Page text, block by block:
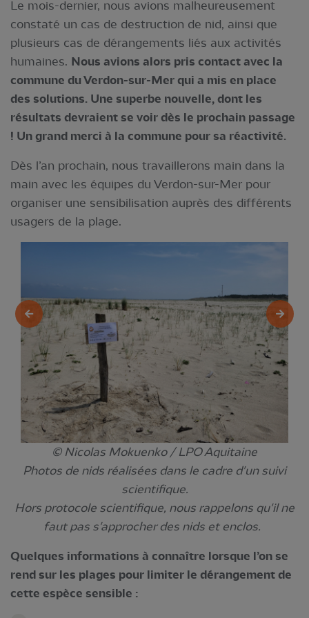
Le mois-dernier, nous avions malheureusement
constaté un cas de destruction de nid, ainsi que
plusieurs cas de dérangements liés aux activités
humaines. Nous avions alors pris contact avec la
commune du Verdon-sur-Mer qui a mis en place
des solutions. Une superbe nouvelle, dont les
résultats devraient se voir dès le prochain passage
! Un grand merci à la commune pour sa réactivité.
Dès l’an prochain, nous travaillerons main dans la
main avec les équipes du Verdon-sur-Mer pour
organiser une sensibilisation auprès des différents
usagers de la plage.
© Nicolas Mokuenko / LPO Aquitaine
Photos de nids réalisées dans le cadre d'un suivi
scientifique.
Hors protocole scientifique, nous rappelons qu'il ne
faut pas s'approcher des nids et enclos.
Quelques informations à connaître lorsque l’on se
rend sur les plages pour limiter le dérangement de
cette espèce sensible :